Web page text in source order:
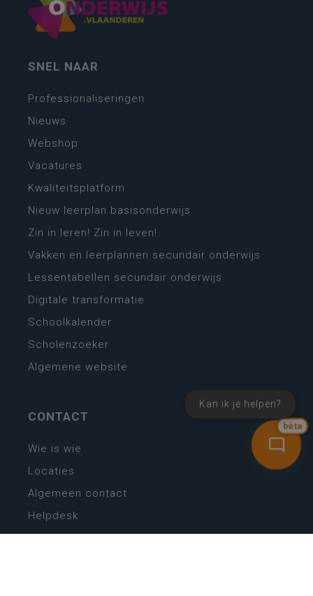
bèta
Kan ik je helpen?
SNEL NAAR
Professionaliseringen
Nieuws
Webshop
Vacatures
Kwaliteitsplatform
Nieuw leerplan basisonderwijs
Zin in leren! Zin in leven!
Vakken en leerplannen secundair onderwijs
Lessentabellen secundair onderwijs
Digitale transformatie
Schoolkalender
Scholenzoeker
Algemene website
CONTACT
Wie is wie
Locaties
Algemeen contact
Helpdesk